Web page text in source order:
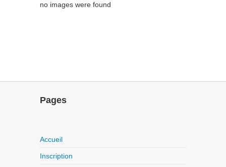
no images were found
Pages
Accueil
Inscription